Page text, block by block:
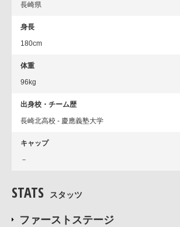
長崎県
身長
180cm
体重
96kg
出身校・チーム歴
長崎北高校 - 慶應義塾大学
キャップ
－
STATS スタッツ
ファーストステージ